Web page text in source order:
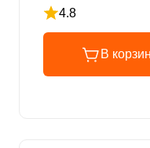
4.8
Рейтинг 4.8 из 5
В